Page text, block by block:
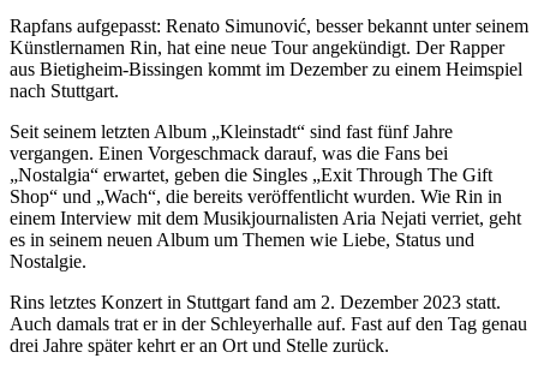
Rapfans aufgepasst: Renato Simunović, besser bekannt unter seinem
Künstlernamen Rin, hat eine neue Tour angekündigt. Der Rapper
aus Bietigheim-Bissingen kommt im Dezember zu einem Heimspiel
nach Stuttgart.
Seit seinem letzten Album „Kleinstadt“ sind fast fünf Jahre
vergangen. Einen Vorgeschmack darauf, was die Fans bei
„Nostalgia“ erwartet, geben die Singles „Exit Through The Gift
Shop“ und „Wach“, die bereits veröffentlicht wurden. Wie Rin in
einem Interview mit dem Musikjournalisten Aria Nejati verriet, geht
es in seinem neuen Album um Themen wie Liebe, Status und
Nostalgie.
Rins letztes Konzert in Stuttgart fand am 2. Dezember 2023 statt.
Auch damals trat er in der Schleyerhalle auf. Fast auf den Tag genau
drei Jahre später kehrt er an Ort und Stelle zurück.